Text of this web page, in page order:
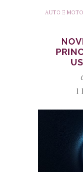
AUTO E MOTO